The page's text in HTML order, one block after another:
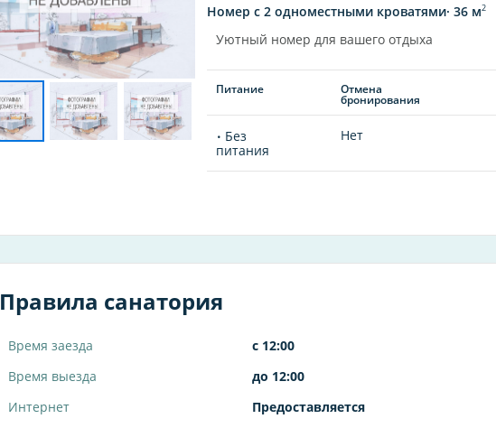
Номер с 2 одноместными кроватями· 36 м2
Уютный номер для вашего отдыха
Питание Отмена
бронирования
Без
питания
Нет
Правила санатория
Время заезда
с 12:00
Время выезда
до 12:00
Интернет
Предоставляется